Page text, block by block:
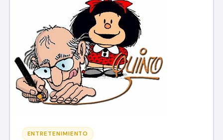
ENTRETENIMIENTO